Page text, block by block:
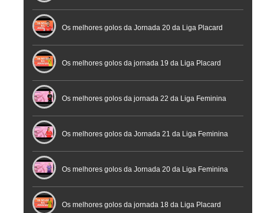
Os melhores golos da Jornada 20 da Liga Placard
Futsal
Os melhores golos da jornada 19 da Liga Placard
Os melhores golos da jornada 22 da Liga Feminina
Placard
Os melhores golos da Jornada 21 da Liga Feminina
Placard
Os melhores golos da Jornada 20 da Liga Feminina
Placard
Os melhores golos da jornada 18 da Liga Placard